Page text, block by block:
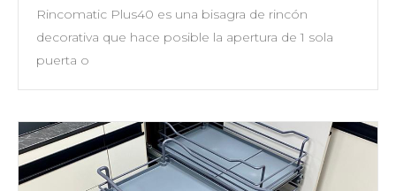
Rincomatic Plus40 es una bisagra de rincón
decorativa que hace posible la apertura de 1 sola
puerta o